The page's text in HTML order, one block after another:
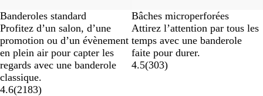
Banderoles standard
Profitez d’un salon, d’une
promotion ou d’un évènement
en plein air pour capter les
regards avec une banderole
classique.
4.6(2183)
Bâches microperforées
Attirez l’attention par tous les
temps avec une banderole
faite pour durer.
4.5(303)